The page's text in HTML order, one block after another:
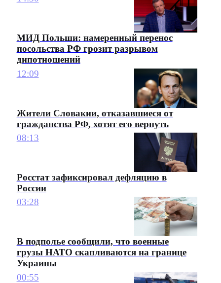
МИД Польши: намеренный перенос
посольства РФ грозит разрывом
дипотношений
12:09
Жители Словакии, отказавшиеся от
гражданства РФ, хотят его вернуть
08:13
Росстат зафиксировал дефляцию в
России
03:28
В подполье сообщили, что военные
грузы НАТО скапливаются на границе
Украины
00:55